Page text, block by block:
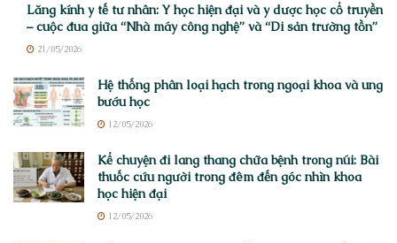
Lăng kính y tế tư nhân: Y học hiện đại và y dược học cổ truyền
– cuộc đua giữa “Nhà máy công nghệ” và “Di sản trường tồn”
21/05/2026
Hệ thống phân loại hạch trong ngoại khoa và ung
bướu học
12/05/2026
Kể chuyện đi lang thang chữa bệnh trong núi: Bài
thuốc cứu người trong đêm đến góc nhìn khoa
học hiện đại
12/05/2026